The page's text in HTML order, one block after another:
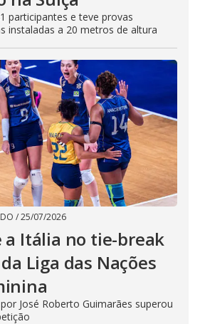
participantes e teve provas
instaladas a 20 metros de altura
/25/07/2026
a Itália no tie-break
Liga das Nações
José Roberto Guimarães superou